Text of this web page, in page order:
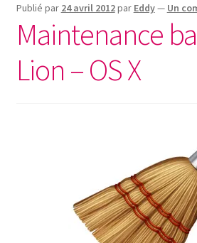
Publié par 24 avril 2012par Eddy— Un
Maintenance
Lion – OS X